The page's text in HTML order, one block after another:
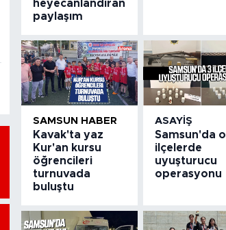
heyecanlandıran
paylaşım
SAMSUN HABER
Kavak'ta yaz
Kur'an kursu
öğrencileri
turnuvada
buluştu
ASAYIŞ
Samsun'da o
ilçelerde
uyuşturucu
operasyonu